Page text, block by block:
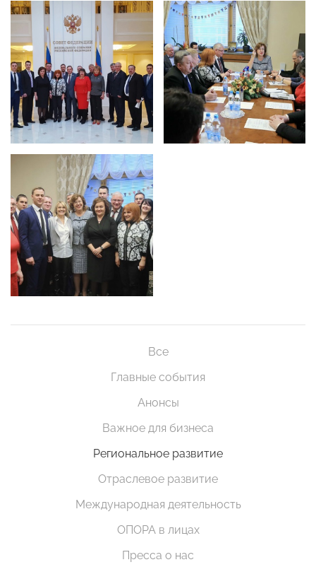
Все
Главные события
Анонсы
Важное для бизнеса
Региональное развитие
Отраслевое развитие
Международная деятельность
ОПОРА в лицах
Пресса о нас